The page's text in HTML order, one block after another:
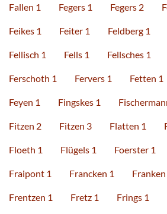
Fallen 1 Fegers 1 Fegers 2
Feikes 1 Feiter 1 Feldberg 1
Fellisch 1 Fells 1 Fellsches 1
Ferschoth 1 Fervers 1 Fetten 1
Feyen 1 Fingskes 1
Fitzen 2 Fitzen 3 Flatten 1
Floeth 1 Flügels 1 Foerster 1
Fraipont 1 Francken 1 Franken
Frentzen 1 Fretz 1 Frings 1